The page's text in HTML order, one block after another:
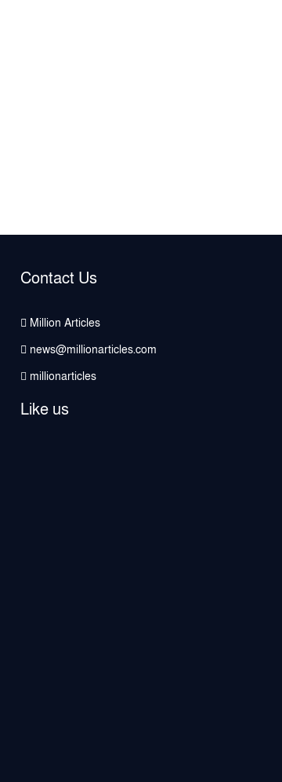
Contact Us
Million Articles
news@millionarticles.com
millionarticles
Like us